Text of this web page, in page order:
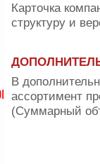
Карточка
структуру и
В
ассортимент
(Суммарный